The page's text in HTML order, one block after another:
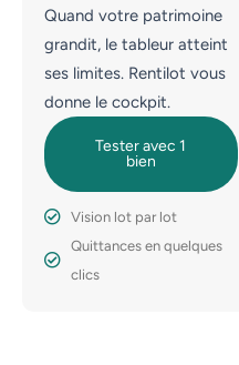
Quand votre patrimoine
grandit, le tableur atteint
ses limites. Rentilot vous
donne le cockpit.
Tester avec 1
bien
Vision lot par lot
Quittances en quelques
clics